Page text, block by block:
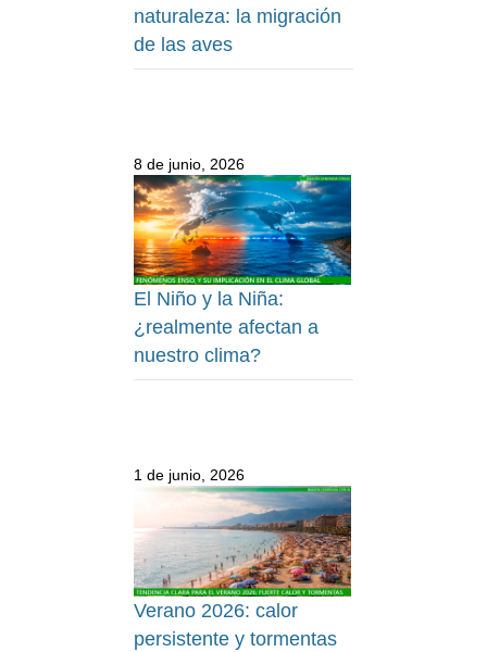
naturaleza: la migración
de las aves
8 de junio, 2026
El Niño y la Niña:
¿realmente afectan a
nuestro clima?
1 de junio, 2026
Verano 2026: calor
persistente y tormentas